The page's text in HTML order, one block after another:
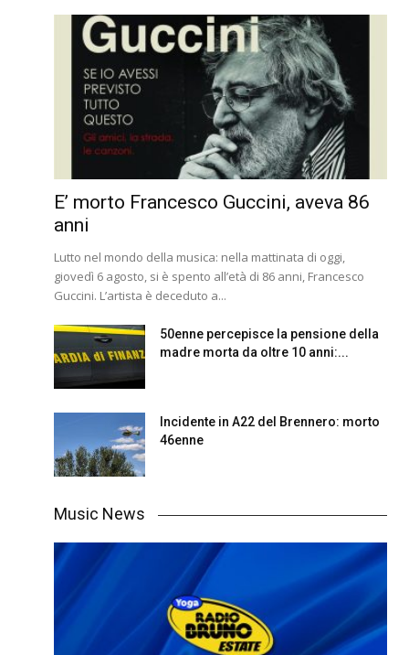
E’ morto Francesco Guccini, aveva 86
anni
Lutto nel mondo della musica: nella mattinata di oggi,
giovedì 6 agosto, si è spento all’età di 86 anni, Francesco
Guccini. L’artista è deceduto a...
50enne percepisce la pensione della
madre morta da oltre 10 anni:...
Incidente in A22 del Brennero: morto
46enne
Music News